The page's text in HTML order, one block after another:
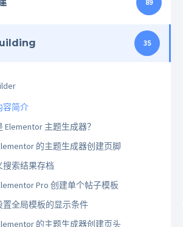
89
35
容简介
Elementor 主题生成器？
的主题生成器创建页脚
搜索结果存档
Pro 创建单个帖子模板
置全局模板的显示条件
的主题生成器创建页头